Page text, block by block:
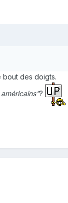
bout des doigts.
?